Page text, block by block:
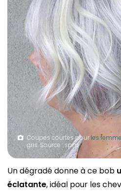
Coupes courtes pour les
gris. Source : spm
Un dégradé donne à ce bob
éclatante, idéal pour les